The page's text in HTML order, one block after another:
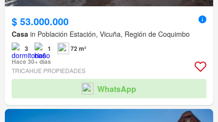
$ 53.000.000
Casa in Población Estación, Vicuña, Región de Coquimbo
3 1
72 m²
Hace 30+ días
TRICAHUE PROPIEDADES
WhatsApp